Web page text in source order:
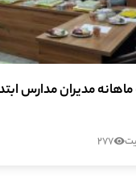
مدیران مدارس
277